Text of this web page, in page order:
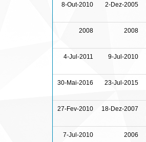
8-Out-2010 2-Dez-2005
2008 2008
4-Jul-2011 9-Jul-2010
30-Mai-2016 23-Jul-2015
27-Fev-2010 18-Dez-2007
7-Jul-2010 2006